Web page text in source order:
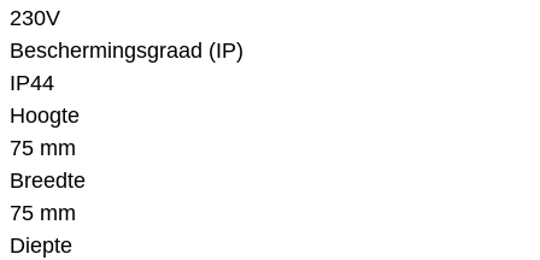
230V
Beschermingsgraad (IP)
IP44
Hoogte
75 mm
Breedte
75 mm
Diepte